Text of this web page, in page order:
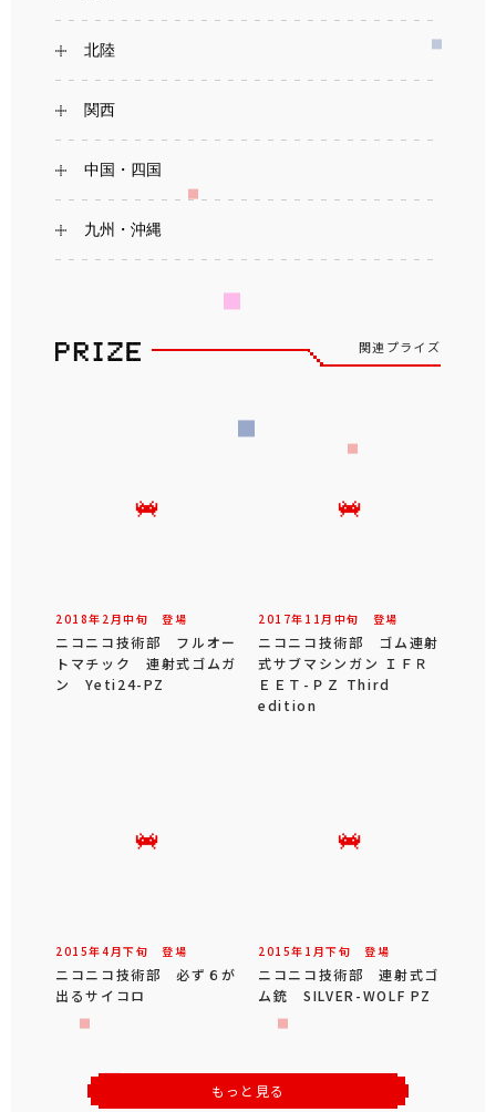
北陸
関西
中国・四国
九州・沖縄
関連プライズ
2018年 2 月中旬 登場
ニコニコ技術部 フルオー
トマチック 連射式ゴムガ
ン Yeti24-PZ
2017年 11 月 中旬 登場
ニコニコ技術部 ゴム連射
式サブマシンガン ＩＦＲ
ＥＥＴ-ＰＺ Third
edition
2015年4 月下旬 登場
ニコニコ技術部 必ず６が
出るサイコロ
2015年 1 月下旬 登場
ニコニコ技術部 連射式ゴ
ム銃 SILVER-WOLF PZ
もっと見る